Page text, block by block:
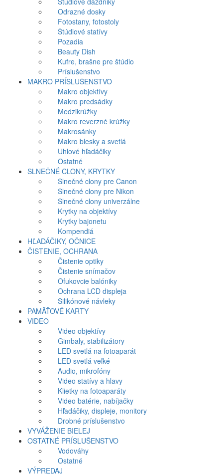
Odrazné dosky
Fotostany, fotostoly
Štúdiové statívy
Pozadia
Beauty Dish
Kufre, brašne pre štúdio
Príslušenstvo
MAKRO PRÍSLUŠENSTVO
Makro objektívy
Makro predsádky
Medzikrúžky
Makro reverzné krúžky
Makrosánky
Makro blesky a svetlá
Uhlové hľadáčiky
Ostatné
SLNEČNÉ CLONY, KRYTKY
Slnečné clony pre Canon
Slnečné clony pre Nikon
Slnečné clony univerzálne
Krytky na objektívy
Krytky bajonetu
Kompendiá
HĽADÁČIKY, OČNICE
ČISTENIE, OCHRANA
Čistenie optiky
Čistenie snímačov
Ofukovcie balóniky
Ochrana LCD displeja
Silikónové návleky
PAMÄŤOVÉ KARTY
VIDEO
Video objektívy
Gimbaly, stabilizátory
LED svetlá na fotoaparát
LED svetlá veľké
Audio, mikrofóny
Video statívy a hlavy
Klietky na fotoaparáty
Video batérie, nabíjačky
Hľadáčiky, displeje, monitory
Drobné príslušenstvo
VYVÁŽENIE BIELEJ
OSTATNÉ PRÍSLUŠENSTVO
Vodováhy
Ostatné
VÝPREDAJ